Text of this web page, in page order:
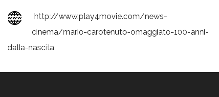
http://www.play4movie.com/news-
cinema/mario-carotenuto-omaggiato-100-anni-
dalla-nascita